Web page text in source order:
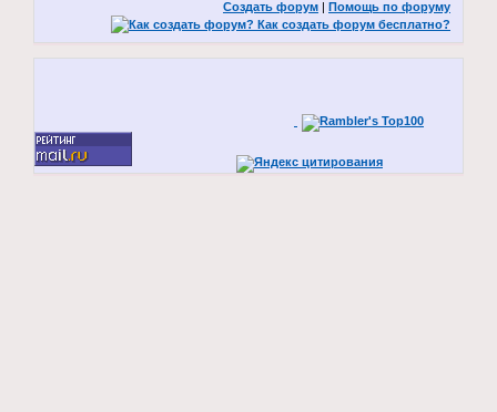
Создать форум | Помощь по форуму